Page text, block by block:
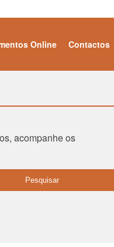
Online Contactos
acompanhe os